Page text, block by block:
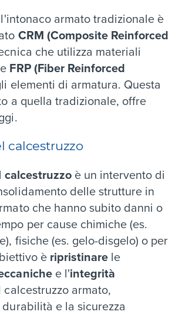
armato tradizionale è
CRM (Composite Reinforced
che utilizza materiali
FRP (Fiber Reinforced
elementi di armatura. Questa
a quella tradizionale, offre
calcestruzzo
è un intervento di
delle strutture in
che hanno subito danni o
per cause chimiche (es.
fisiche (es. gelo-disgelo) o per
è ripristinare le
e l'integrità
calcestruzzo armato,
e la sicurezza